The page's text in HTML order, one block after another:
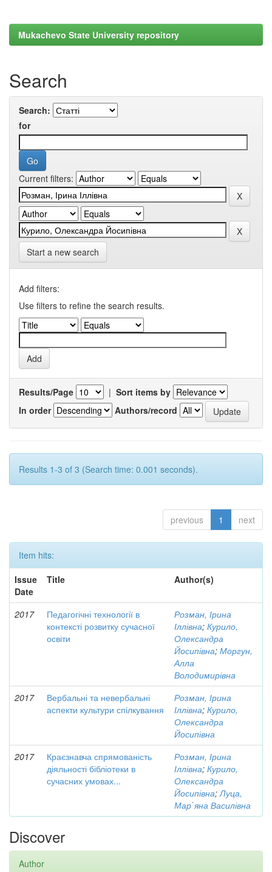
Mukachevo State University repository
Search
Search:
for
Current filters:
Start a new search
Add filters:
Use filters to refine the search results.
Results/Page | Sort items by
In order
Authors/record
Results 1-3 of 3 (Search time: 0.001 seconds).
previous 1 next
Item hits:
Issue
Date
Title Author(s)
2017
Педагогічні технології в
контексті розвитку сучасної
освіти
Розман, Ірина
Іллівна; Курило,
Олександра
Йосипівна; Моргун,
Алла
Володимирівна
2017
Вербальні та невербальні
аспекти культури спілкування
Розман, Ірина
Іллівна; Курило,
Олександра
Йосипівна
2017
Краєзнавча спрямованість
діяльності бібліотеки в
сучасних умовах...
Розман, Ірина
Іллівна; Курило,
Олександра
Йосипівна;Луца,
Мар`яна Василівна
Discover
Author